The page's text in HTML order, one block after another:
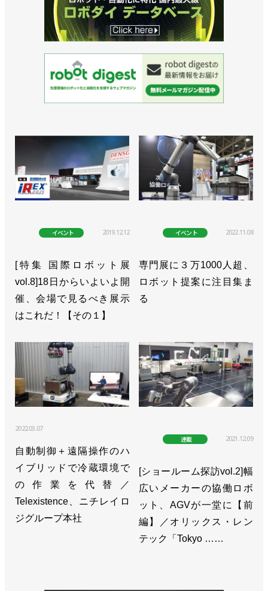
>>関西国際空港に自動PCR検査ロボットシステムを
設置／川崎重工業
売／川崎重工業
>>［注目製品PickUp!vol.33］重労働の研削作業を遠
>>［注目製品PickUp!vol.33］重労働の研削作業を遠
隔操縦ロボットで【前編】／川崎重工業
「Successor-G」
崎重工業
工業
>>協働ロボを使ったシステムで検温を自動化／川崎
重工業
>>[人事] 橋本康彦氏が社長に昇格／川崎重工業
>>AIベンチャーの米OSAROと提携／川崎重工業
>>［注目製品PickUp!vol.15］シンプルなシステムで
イベント 2019.12.12
[特集 国際ロボット展
vol.8]18日からいよいよ開
催、会場で見るべき展示
はこれだ！【その１】
イベント 2022.11.08
専門展に３万1000人超、
ロボット提案に注目集ま
る
2022.03.07
自動制御＋遠隔操作のハ
イブリッドで冷蔵環境で
の作業を代替／
Telexistence、ニチレイロ
ジグループ本社
連載 2021.12.09
[ショールーム探訪vol.2]幅
広いメーカーの協働ロボ
ット、AGVが一堂に【前
編】／オリックス・レン
テック「Tokyo ……